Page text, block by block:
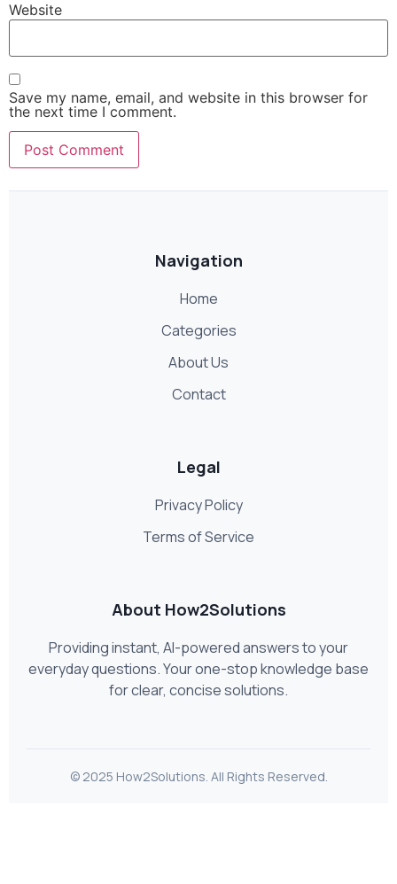
Website
Save my name, email, and website in this browser for
the next time I comment.
Navigation
Home
Categories
About Us
Contact
Legal
Privacy Policy
Terms of Service
About How2Solutions
Providing instant, AI-powered answers to your
everyday questions. Your one-stop knowledge base
for clear, concise solutions.
© 2025 How2Solutions. All Rights Reserved.